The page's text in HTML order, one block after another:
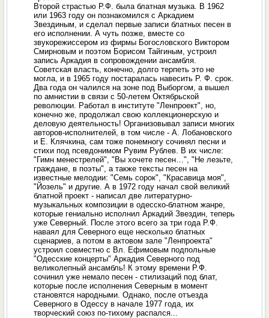
Второй страстью Р.Ф. была блатная музыка. В 1962
или 1963 году он познакомился с Аркадием
Звездиным, и сделал первые записи блатных песен в
его исполнении. А чуть позже, вместе со
звукорежиссером из фирмы Богословского Виктором
Смирновым и поэтом Борисом Тайгиным, устроил
запись Аркадия в сопровождении ансамбля.
Советская власть, конечно, долго терпеть это не
могла, и в 1965 году постаралась навесить Р. Ф. срок.
Два года он чалился на зоне под Выборгом, а вышел
по амнистии в связи с 50-летем Октябрьской
революции. Работал в институте "Ленпроект", но,
конечно же, продолжал свою коллекционерскую и
деловую деятельность! Организовывал записи многих
авторов-исполнителей, в том числе - А. Лобановского
и Е. Клячкина, сам тоже понемногу сочинял песни и
стихи под псевдонимом Рувим Рублев. В их числе:
"Гимн менестрелей", "Вы хочете песен…", "Не лезьте,
граждане, в поэты", а также тексты песен на
известные мелодии: "Семь сорок", "Красавица моя",
"Йозель" и другие. А в 1972 году начал свой великий
блатной проект - написал две литературно-
музыкальных композиции в одесско-блатном жанре,
которые гениально исполнил Аркадий Звездин, теперь
уже Северный. После этого всего за три года Р.Ф.
наваял для Северного еще несколько блатных
сценариев, а потом в актовом зале "Ленпроекта"
устроил совместно с Вл. Ефимовым подпольные
"Одесские концерты" Аркадия Северного под
великолепный ансамбль! К этому времени Р.Ф.
сочинил уже немало песен - стилизаций под блат,
которые после исполнения Северным в момент
становятся народными. Однако, после отъезда
Северного в Одессу в начале 1977 года, их
творческий союз по-тихому распался...